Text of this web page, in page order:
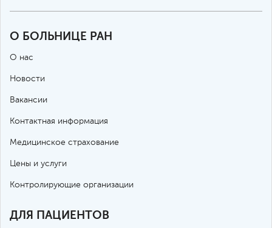
О БОЛЬНИЦЕ РАН
О нас
Новости
Вакансии
Контактная информация
Медицинское страхование
Цены и услуги
Контролирующие организации
ДЛЯ ПАЦИЕНТОВ